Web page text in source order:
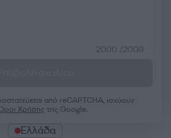
2000 /2000
από reCAPTCHA, ισχύουν
Χρήσης της Google.
Ελλάδα